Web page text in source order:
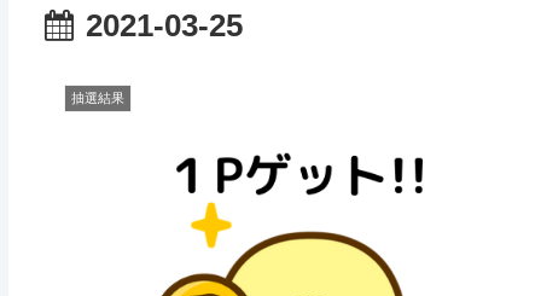
2021-03-25
抽選結果